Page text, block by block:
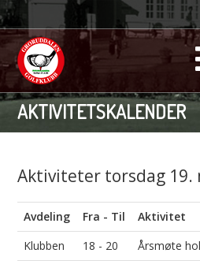
AKTIVITETSKALENDER
Aktiviteter torsdag 19.
Avdeling Fra - Til
Aktivitet
Klubben
18 - 20 Årsmøte